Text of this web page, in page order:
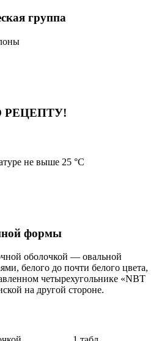
группа
РЕЦЕПТУ!
не выше 25 °C
формы
оболочкой — овальной
белого до почти белого цвета,
четырехугольнике «NBT
на другой стороне.